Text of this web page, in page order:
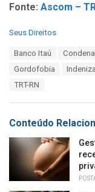
Fonte: Ascom –
C
e
:
Seus Direitos
Banco Itaú
Gordofobia
TRT-RN
Conteúdo